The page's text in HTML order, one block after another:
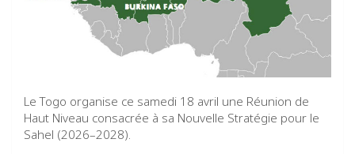
Le Togo organise ce samedi 18 avril une Réunion de
Haut Niveau consacrée à sa Nouvelle Stratégie pour le
Sahel (2026–2028).